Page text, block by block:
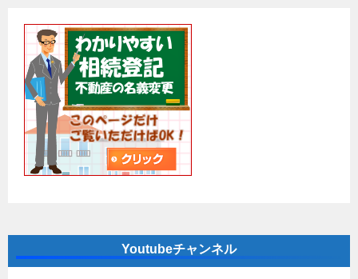
Youtubeチャンネル